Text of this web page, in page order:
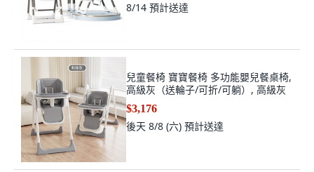
8/14 預計送達
兒童餐椅 寶寶餐椅 多功能嬰兒餐桌椅,
高級灰（送輪子/可折/可躺）, 高級灰
$3,176
後天 8/8 (六) 預計送達